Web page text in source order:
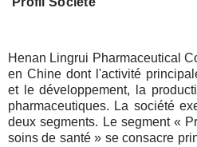
Henan Lingrui Pharmaceutical
en Chine dont l'activité
et le développement, la
pharmaceutiques. La société
deux segments. Le segment «
soins de santé » se consacre